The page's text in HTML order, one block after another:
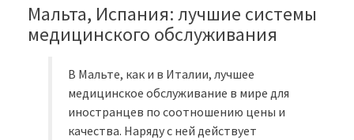
Мальта, Испания: лучшие системы
медицинского обслуживания
В Мальте, как и в Италии, лучшее
медицинское обслуживание в мире для
иностранцев по соотношению цены и
качества. Наряду с ней действует